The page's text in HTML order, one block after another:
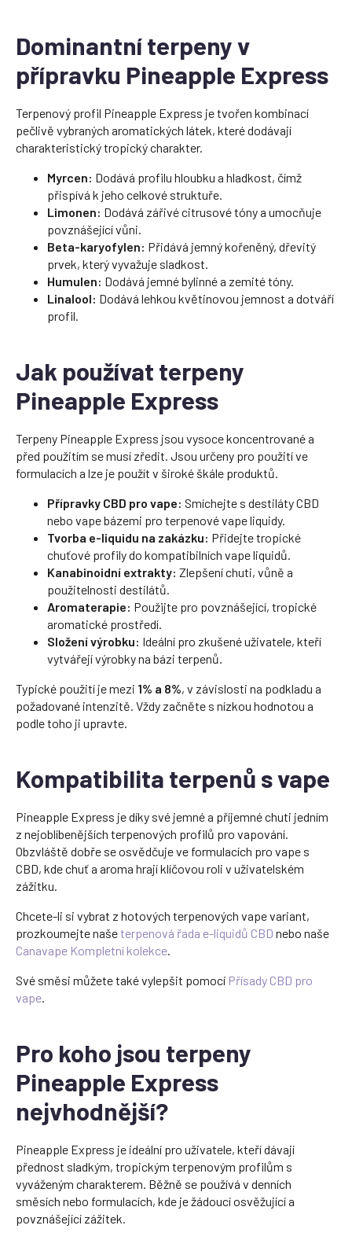
Dominantní terpeny v
přípravku Pineapple Express
Terpenový profil Pineapple Express je tvořen kombinací
pečlivě vybraných aromatických látek, které dodávají
charakteristický tropický charakter.
Myrcen: Dodává profilu hloubku a hladkost, čímž
přispívá k jeho celkové struktuře.
Limonen: Dodává zářivé citrusové tóny a umocňuje
povznášející vůni.
Beta-karyofylen: Přidává jemný kořeněný, dřevitý
prvek, který vyvažuje sladkost.
Humulen: Dodává jemné bylinné a zemité tóny.
Linalool: Dodává lehkou květinovou jemnost a dotváří
profil.
Jak používat terpeny
Pineapple Express
Terpeny Pineapple Express jsou vysoce koncentrované a
před použitím se musí zředit. Jsou určeny pro použití ve
formulacích a lze je použít v široké škále produktů.
Přípravky CBD pro vape: Smíchejte s destiláty CBD
nebo vape bázemi pro terpenové vape liquidy.
Tvorba e-liquidu na zakázku: Přidejte tropické
chuťové profily do kompatibilních vape liquidů.
Kanabinoidní extrakty: Zlepšení chuti, vůně a
použitelnosti destilátů.
Aromaterapie: Použijte pro povznášející, tropické
aromatické prostředí.
Složení výrobku: Ideální pro zkušené uživatele, kteří
vytvářejí výrobky na bázi terpenů.
Typické použití je mezi 1% a 8%, v závislosti na podkladu a
požadované intenzitě. Vždy začněte s nízkou hodnotou a
podle toho ji upravte.
Kompatibilita terpenů s vape
Pineapple Express je díky své jemné a příjemné chuti jedním
z nejoblíbenějších terpenových profilů pro vapování.
Obzvláště dobře se osvědčuje ve formulacích pro vape s
CBD, kde chuť a aroma hrají klíčovou roli v uživatelském
zážitku.
Chcete-li si vybrat z hotových terpenových vape variant,
prozkoumejte našeterpenová řada e-liquidů CBD nebo naše
Canavape Kompletní kolekce.
Své směsi můžete také vylepšit pomocí Přísady CBD pro
vape.
Pro koho jsou terpeny
Pineapple Express
nejvhodnější?
Pineapple Express je ideální pro uživatele, kteří dávají
přednost sladkým, tropickým terpenovým profilům s
vyváženým charakterem. Běžně se používá v denních
směsích nebo formulacích, kde je žádoucí osvěžující a
povznášející zážitek.